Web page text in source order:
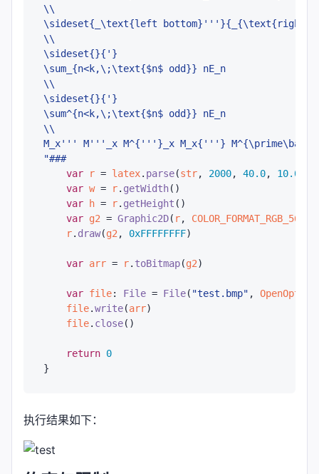
\\
\sideset{_\text{left bottom}'''}{_{\text{right
\\
\sideset{}{'}
\sum_{n<k,\;\text{$n$ odd}} nE_n
\\
\sideset{}{'}
\sum^{n<k,\;\text{$n$ odd}} nE_n
\\
M_x''' M'''_x M^{'''}_x M_x{'''}
"###
var
r = latex. parse(str, 2000, 40.0, 10.0
var w = r. getWidth()
var
h = r. getHeight ()
var g2 = Graphic2D( r, COLOR_FORMAT_RGB_565
r. draw(g2 , 0xFFFFFFFF)
var arr = r. toBitmap(g2)
var file: File = File( "test.bmp" , OpenOption
file.write(arr)
file. close()
return 0
执行结果如下：